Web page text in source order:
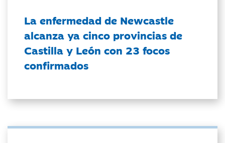
La enfermedad de Newcastle
alcanza ya cinco provincias de
Castilla y León con 23 focos
confirmados